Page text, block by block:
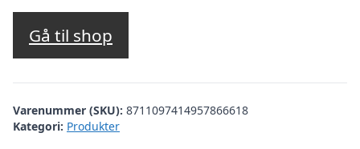
Gå til shop
Varenummer (SKU): 8711097414957866618
Kategori: Produkter